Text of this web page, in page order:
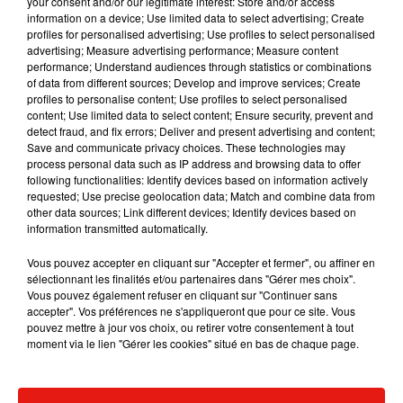
Musique
Julien Lieb s’essaye à la vie de chatelain
dans son nouveau clip
7 août 2026
Madonna sort enfin le remix de « Love
Sensation » avec Kylie Minogue
information on a device; Use limited data to select advertising; Create
profiles for personalised advertising; Use profiles to select personalised
advertising; Measure advertising performance; Measure content
performance; Understand audiences through statistics or combinations
of data from different sources; Develop and improve services; Create
profiles to personalise content; Use profiles to select personalised
content; Use limited data to select content; Ensure security, prevent and
detect fraud, and fix errors; Deliver and present advertising and content;
Save and communicate privacy choices. These technologies may
process personal data such as IP address and browsing data to offer
following functionalities: Identify devices based on information actively
requested; Use precise geolocation data; Match and combine data from
other data sources; Link different devices; Identify devices based on
information transmitted automatically.
Vous pouvez accepter en cliquant sur "Accepter et fermer", ou affiner en
sélectionnant les finalités et/ou partenaires dans "Gérer mes choix".
Vous pouvez également refuser en cliquant sur "Continuer sans
accepter". Vos préférences ne s'appliqueront que pour ce site. Vous
pouvez mettre à jour vos choix, ou retirer votre consentement à tout
moment via le lien "Gérer les cookies" situé en bas de chaque page.